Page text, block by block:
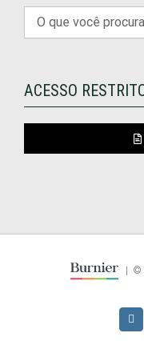
Buscar
resultados
ACESSO
| ©